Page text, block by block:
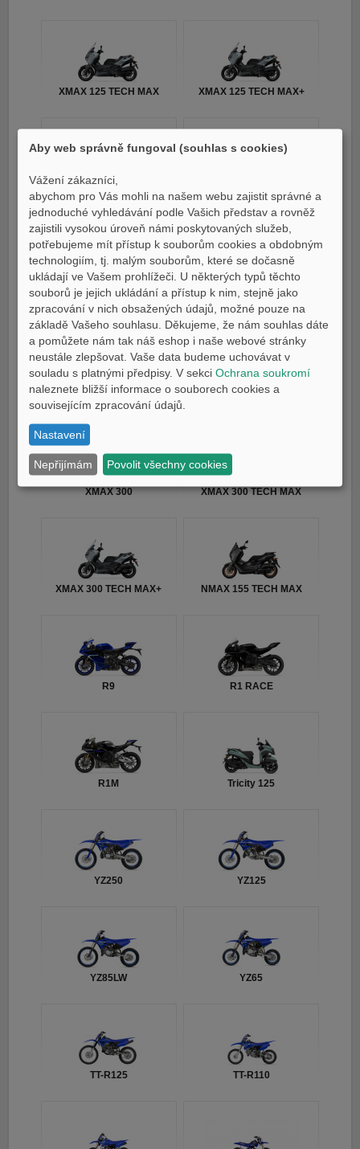
XMAX 125 TECH MAX XMAX 125 TECH MAX+
MT07 / MT07 Y-AMT
EDITION 2023
Tricity 300 TMAX
TMAX TECH MAX TMAX 25th Anniversary
XMAX 300 XMAX 300 TECH MAX
XMAX 300 TECH MAX+ NMAX 155 TECH MAX
R9 R1 RACE
R1M Tricity 125
YZ250 YZ125
YZ85LW YZ65
TT-R125 TT-R110
Aby web správně fungoval (souhlas s cookies)
Vážení zákazníci,
abychom pro Vás mohli na našem webu zajistit správné a
jednoduché vyhledávání podle Vašich představ a rovněž
zajistili vysokou úroveň námi poskytovaných služeb,
potřebujeme mít přístup k souborům cookies a obdobným
technologiím, tj. malým souborům, které se dočasně
ukládají ve Vašem prohlížeči. U některých typů těchto
souborů je jejich ukládání a přístup k nim, stejně jako
zpracování v nich obsažených údajů, možné pouze na
základě Vašeho souhlasu. Děkujeme, že nám souhlas dáte
a pomůžete nám tak náš eshop i naše webové stránky
neustále zlepšovat. Vaše data budeme uchovávat v
souladu s platnými předpisy. V sekciOchrana soukromí
naleznete bližší informace o souborech cookies a
souvisejícím zpracování údajů.
Nastavení
Nepřijímám Povolit všechny cookies